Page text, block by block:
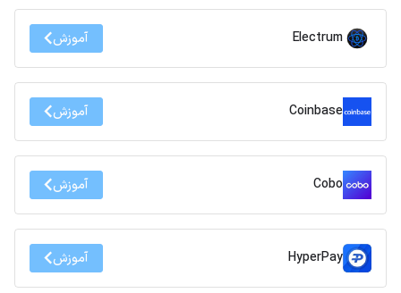
Electrum آموزش
Coinbase آموزش
Cobo آموزش
HyperPay آموزش